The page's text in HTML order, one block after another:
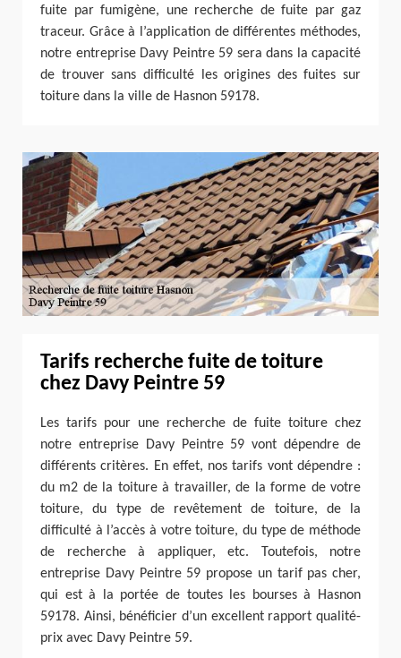
fuite par fumigène, une recherche de fuite par gaz
traceur. Grâce à l’application de différentes méthodes,
notre entreprise Davy Peintre 59 sera dans la capacité
de trouver sans difficulté les origines des fuites sur
toiture dans la ville de Hasnon 59178.
Tarifs recherche fuite de toiture
chez Davy Peintre 59
Les tarifs pour une recherche de fuite toiture chez
notre entreprise Davy Peintre 59 vont dépendre de
différents critères. En effet, nos tarifs vont dépendre :
du m2 de la toiture à travailler, de la forme de votre
toiture, du type de revêtement de toiture, de la
difficulté à l’accès à votre toiture, du type de méthode
de recherche à appliquer, etc. Toutefois, notre
entreprise Davy Peintre 59 propose un tarif pas cher,
qui est à la portée de toutes les bourses à Hasnon
59178. Ainsi, bénéficier d’un excellent rapport qualité-
prix avec Davy Peintre 59.